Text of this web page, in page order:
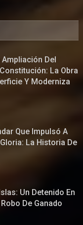
Del
La Obra
Y Moderniza
Que Impulsó A
La Historia De
Un Detenido En
De Ganado